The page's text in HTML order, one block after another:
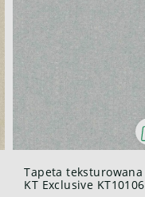
Tapeta teksturowana
KT Exclusive KT10106